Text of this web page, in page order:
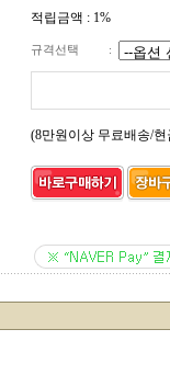
적립금액 : 1%
규격선택 :
(8만원이상 무료배송/